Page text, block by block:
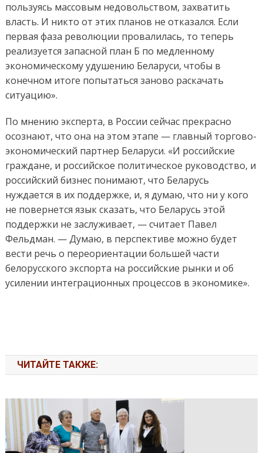
пользуясь массовым недовольством, захватить
власть. И никто от этих планов не отказался. Если
первая фаза революции провалилась, то теперь
реализуется запасной план Б по медленному
экономическому удушению Беларуси, чтобы в
конечном итоге попытаться заново раскачать
ситуацию».
По мнению эксперта, в России сейчас прекрасно
осознают, что она на этом этапе — главный торгово-
экономический партнер Беларуси. «И российские
граждане, и российское политическое руководство, и
российский бизнес понимают, что Беларусь
нуждается в их поддержке, и, я думаю, что ни у кого
не повернется язык сказать, что Беларусь этой
поддержки не заслуживает, — считает Павел
Фельдман. — Думаю, в перспективе можно будет
вести речь о переориентации большей части
белорусского экспорта на российские рынки и об
усилении интеграционных процессов в экономике».
ЧИТАЙТЕ ТАКЖЕ: